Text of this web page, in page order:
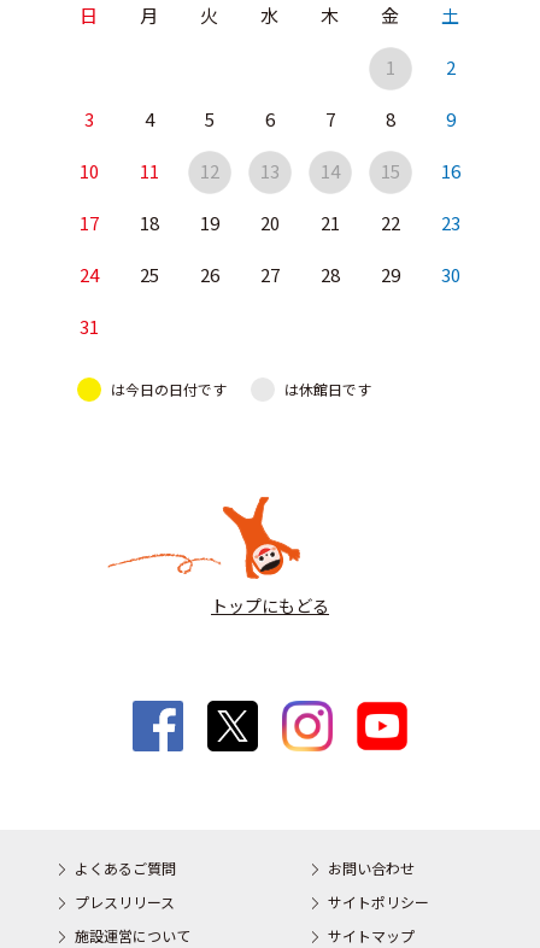
日 月 火 水 木 金 土
1 2
3 4 5 6 7 8 9
10 11 12 13 14 15 16
17 18 19 20 21 22 23
24 25 26 27 28 29 30
31
は今日の日付です は休館日です
トップにもどる
よくあるご質問
お問い合わせ
プレスリリース
サイトポリシー
施設運営について
サイトマップ